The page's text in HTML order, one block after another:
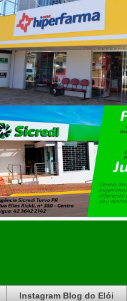
Instagram Blog do Elói